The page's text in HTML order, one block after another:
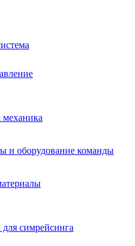
и оборудование команды
симрейсинга